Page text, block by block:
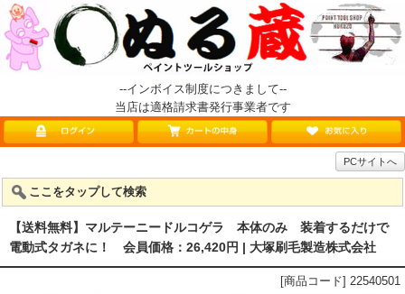
--インボイス制度につきまして--
当店は適格請求書発行事業者です
PCサイトへ
ここをタップして検索
【送料無料】マルテーニードルコゲラ 本体のみ 装着するだけで
電動式タガネに！ 会員価格：26,420円 | 大塚刷毛製造株式会社
[商品コード] 22540501